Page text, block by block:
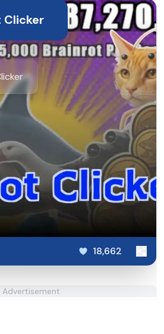
Clicker
18,662
Advertisement